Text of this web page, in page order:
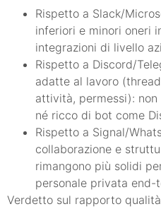
Rispetto a Slack/
inferiori e minori oneri
integrazioni di livello
Rispetto a Discord/
adatte al lavoro
attività, permessi):
né ricco di bot come
Rispetto a Signal/
collaborazione e
rimangono più solidi
personale privata end-
Verdetto sul rapporto